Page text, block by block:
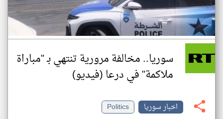
سوريا.. مخالفة مرورية تنتهي بـ "مباراة
ملاكمة" في درعا (فيديو)
اخبار سوريا
Politics